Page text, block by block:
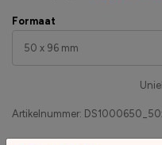
Artikelnummer:
Formaat